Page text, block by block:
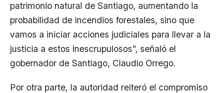
patrimonio natural de Santiago, aumentando la
probabilidad de incendios forestales, sino que
vamos a iniciar acciones judiciales para llevar a la
justicia a estos inescrupulosos”, señaló el
gobernador de Santiago, Claudio Orrego.
Por otra parte, la autoridad reiteró el compromiso